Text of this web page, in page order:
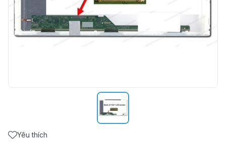
Yêu thích